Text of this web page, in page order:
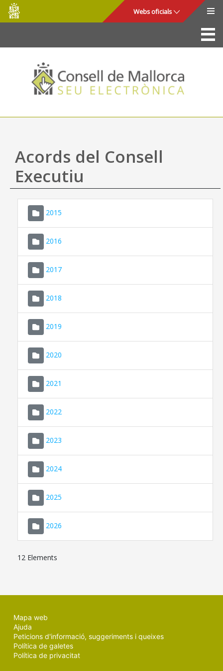
Salta al contingut principal
Consell
de
Mallorca
Webs oficials
La Seu
Consell de Mallorca
Accés i seguretat
Utilitats
Ajuda
Acords del Consell
Executiu
2015
2016
2017
2018
2019
2020
2021
2022
2023
2024
2025
2026
12 Elements
Mapa web
Ajuda
Peticions d'informació, suggeriments i queixes
Política de galetes
Política de privacitat